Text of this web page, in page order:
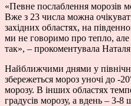
«Певне послаблення морозів
Вже з 23 числа можна
західних областях, на
ми не говоримо про тепло,
так», – прокоментувала
Найближчими днями у
збережеться мороз уночі до -
морозу. В інших областях
градусів морозу, а вдень – 3-8